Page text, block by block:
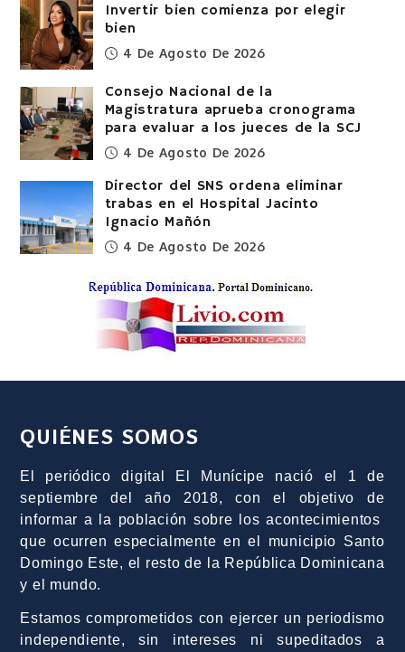
Invertir bien comienza por elegir
bien
4 De Agosto De 2026
Consejo Nacional de la
Magistratura aprueba cronograma
para evaluar a los jueces de la SCJ
4 De Agosto De 2026
Director del SNS ordena eliminar
trabas en el Hospital Jacinto
Ignacio Mañón
4 De Agosto De 2026
QUIÉNES SOMOS
El periódico digital El Munícipe nació el 1 de
septiembre del año 2018, con el objetivo de
informar a la población sobre los acontecimientos
que ocurren especialmente en el municipio Santo
Domingo Este, el resto de la República Dominicana
y el mundo.
Estamos comprometidos con ejercer un periodismo
independiente, sin intereses ni supeditados a